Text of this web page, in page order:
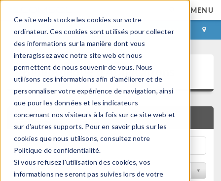
Ce site web stocke les cookies sur votre
ordinateur. Ces cookies sont utilisés pour collecter
des informations sur la manière dont vous
interagissez avec notre site web et nous
permettent de nous souvenir de vous. Nous
utilisons ces informations afin d'améliorer et de
personnaliser votre expérience de navigation, ainsi
que pour les données et les indicateurs
concernant nos visiteurs à la fois sur ce site web et
sur d'autres supports. Pour en savoir plus sur les
cookies que nous utilisons, consultez notre
Politique de confidentialité.
Si vous refusez l'utilisation des cookies, vos
informations ne seront pas suivies lors de votre
MENU
CONNEXION CONTACT
Bibliothèque d'Applications
RECHERCHE RAPIDE
Trier par Discipline